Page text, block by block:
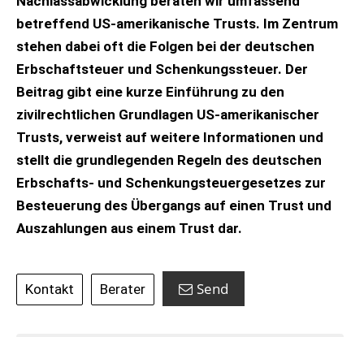
betreffend US-amerikanische Trusts. Im Zentrum
stehen dabei oft die Folgen bei der deutschen
Erbschaftsteuer und Schenkungssteuer. Der
Beitrag gibt eine kurze Einführung zu den
zivilrechtlichen Grundlagen US-amerikanischer
Trusts, verweist auf weitere Informationen und
stellt die grundlegenden Regeln des deutschen
Erbschafts- und Schenkungsteuergesetzes zur
Besteuerung des Übergangs auf einen Trust und
Auszahlungen aus einem Trust dar.
Kontakt Berater Send